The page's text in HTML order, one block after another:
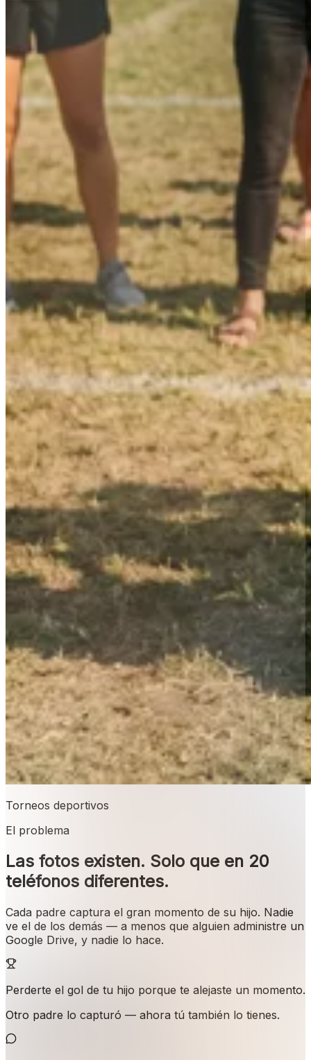
Torneos deportivos
El problema
Las fotos existen. Solo que en 20
teléfonos diferentes.
Cada padre captura el gran momento de su hijo. Nadie
ve el de los demás — a menos que alguien administre un
Google Drive, y nadie lo hace.
Perderte el gol de tu hijo porque te alejaste un momento.
Otro padre lo capturó — ahora tú también lo tienes.